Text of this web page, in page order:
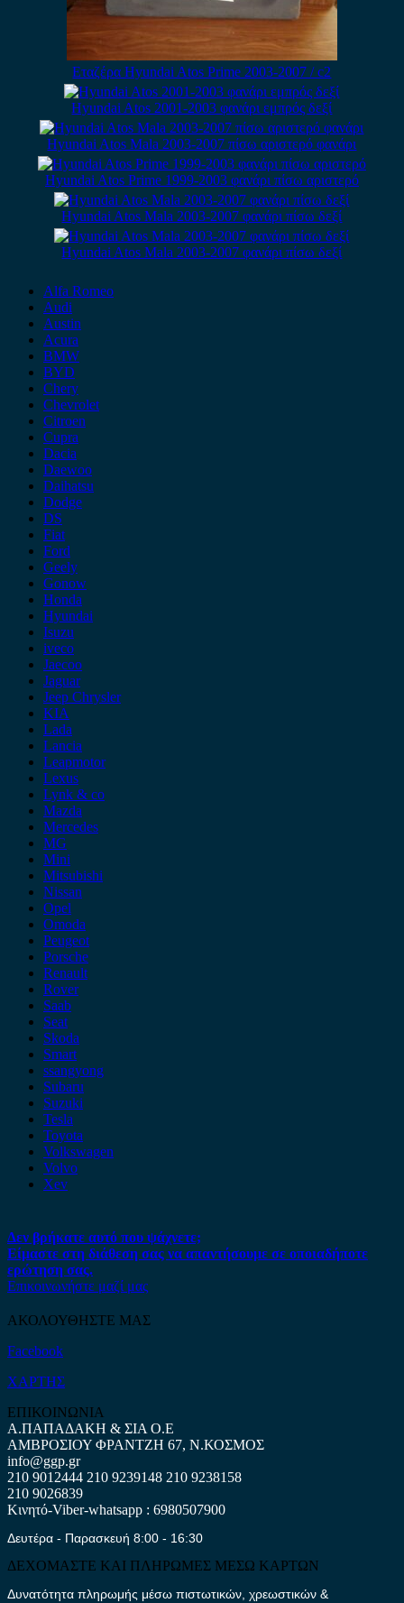
Εταζέρα Hyundai Atos Prime 2003-2007 / c2
Hyundai Atos 2001-2003 φανάρι εμπρός δεξί
Hyundai Atos Mala 2003-2007 πίσω αριστερό φανάρι
Hyundai Atos Prime 1999-2003 φανάρι πίσω αριστερό
Hyundai Atos Mala 2003-2007 φανάρι πίσω δεξί
Hyundai Atos Mala 2003-2007 φανάρι πίσω δεξί
Alfa Romeo
Audi
Austin
Acura
BMW
BYD
Chery
Chevrolet
Citroen
Cupra
Dacia
Daewoo
Daihatsu
Dodge
DS
Fiat
Ford
Geely
Gonow
Honda
Hyundai
Isuzu
iveco
Jaecoo
Jaguar
Jeep Chrysler
KIA
Lada
Lancia
Leapmotor
Lexus
Lynk & co
Mazda
Mercedes
MG
Mini
Mitsubishi
Nissan
Opel
Omoda
Peugeot
Porsche
Renault
Rover
Saab
Seat
Skoda
Smart
ssangyong
Subaru
Suzuki
Tesla
Toyota
Volkswagen
Volvo
Xev
Δεν βρήκατε αυτό που ψάχνετε;
Είμαστε στη διάθεση σας να απαντήσουμε σε οποιαδήποτε
ερώτηση σας.
Επικοινωνήστε μαζί μας
ΑΚΟΛΟΥΘΗΣΤΕ ΜΑΣ
Facebook
ΧΑΡΤΗΣ
ΕΠΙΚΟΙΝΩΝΙΑ
Α.ΠΑΠΑΔΑΚΗ & ΣΙΑ Ο.Ε
ΑΜΒΡΟΣΙΟΥ ΦΡΑΝΤΖΗ 67, Ν.ΚΟΣΜΟΣ
info@ggp.gr
210 9012444 210 9239148 210 9238158
210 9026839
Κινητό-Viber-whatsapp : 6980507900
Δευτέρα - Παρασκευή 8:00 - 16:30
ΔΕΧΟΜΑΣΤΕ ΚΑΙ ΠΛΗΡΩΜΕΣ ΜΕΣΩ ΚΑΡΤΩΝ
Δυνατότητα πληρωμής μέσω πιστωτικών, χρεωστικών &